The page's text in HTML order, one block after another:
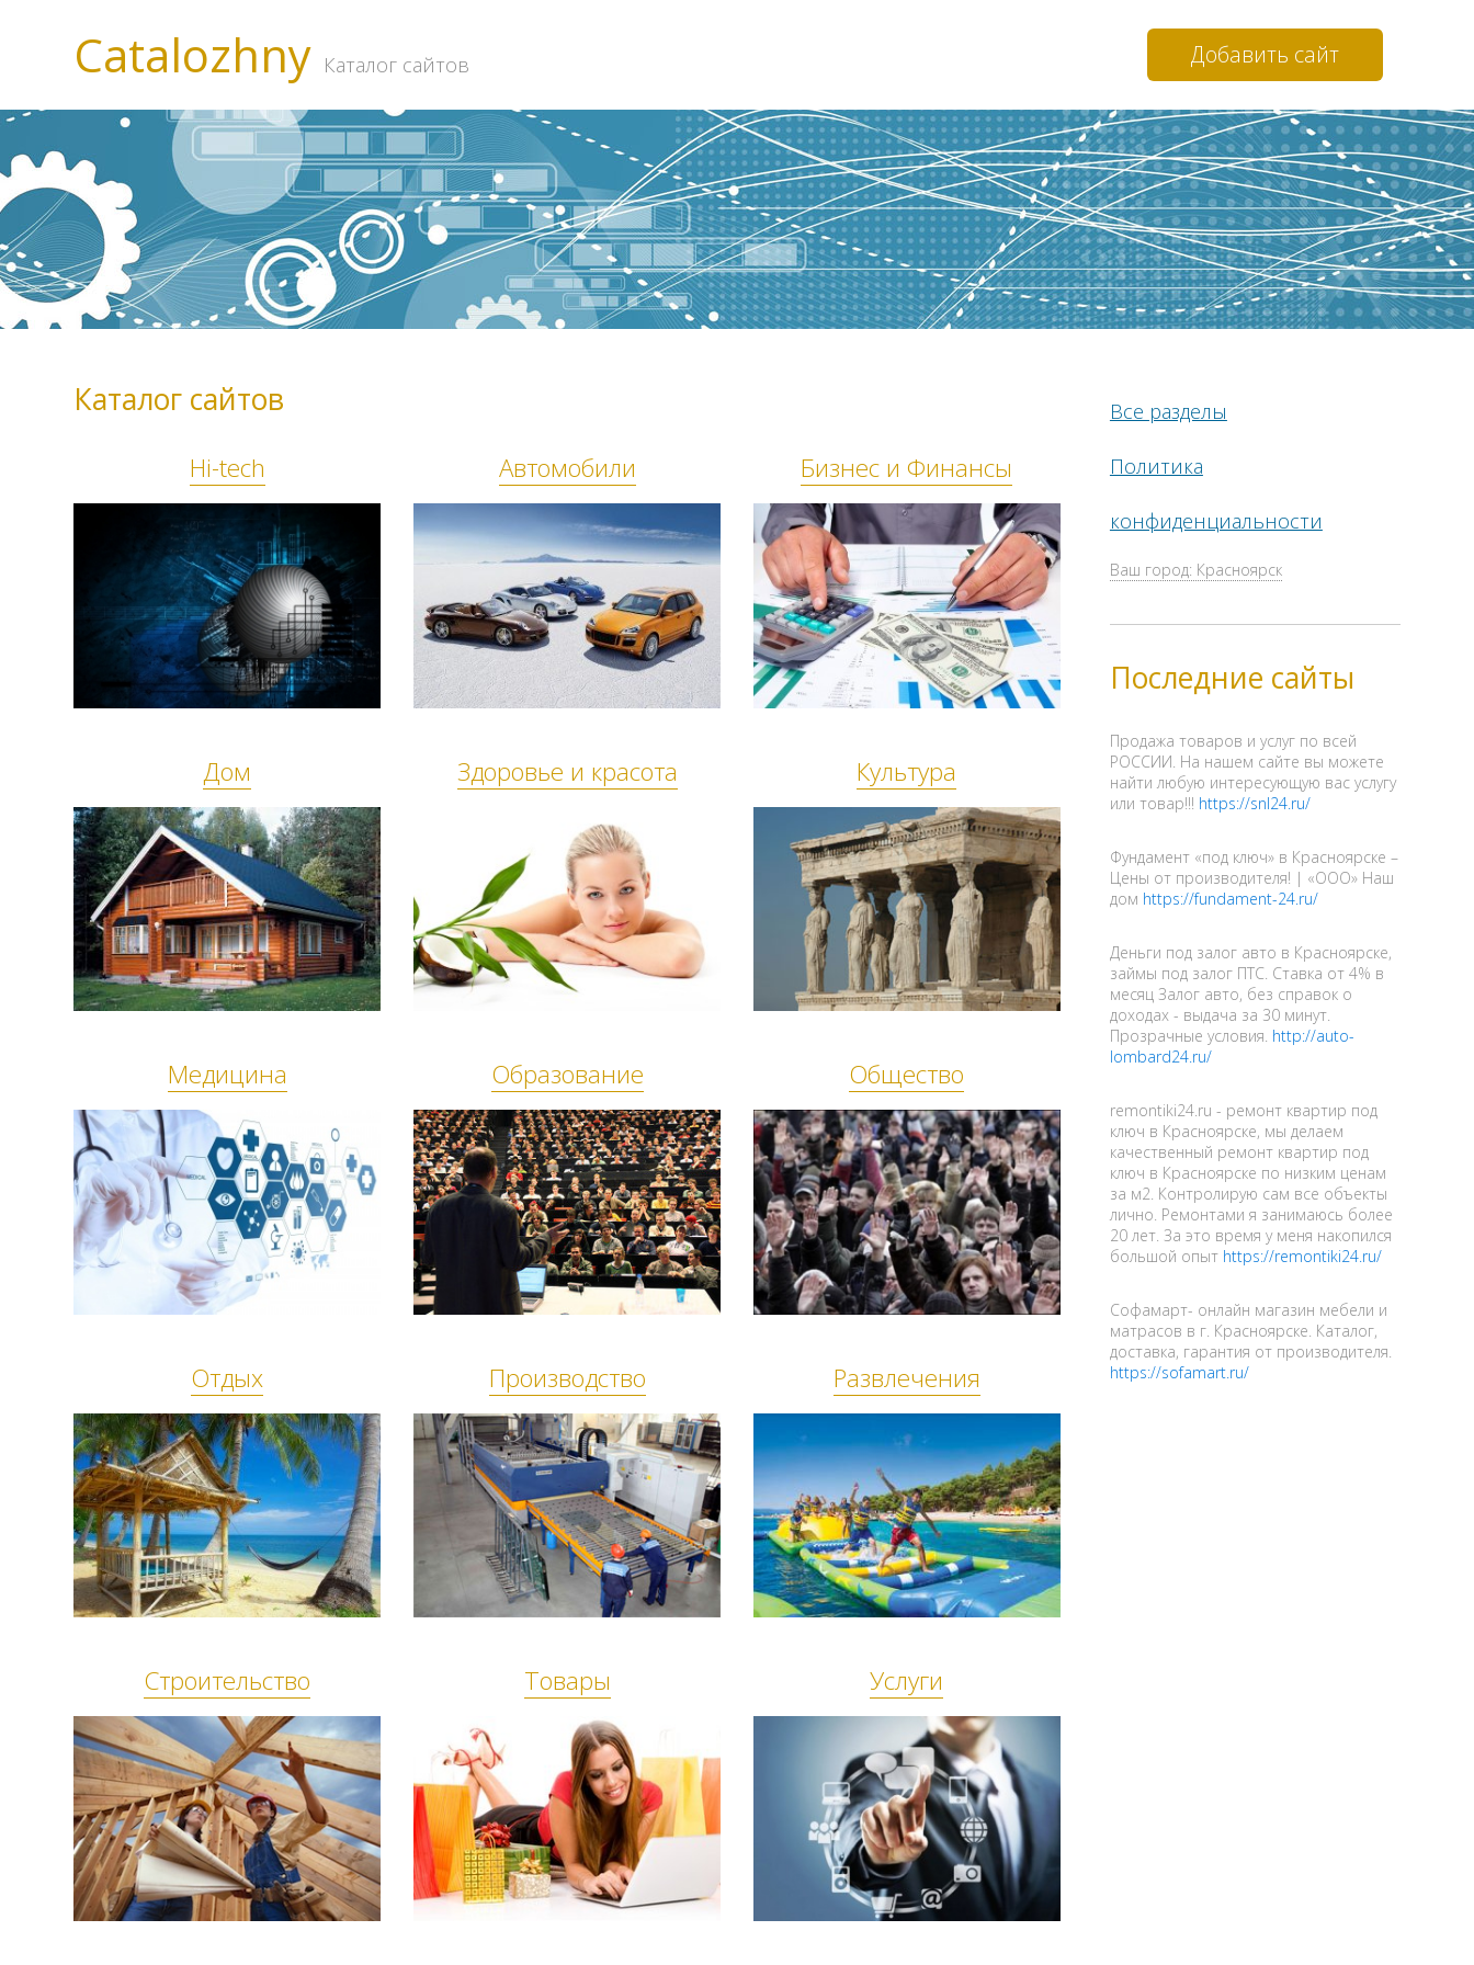
Catalozhny Каталог сайтов Добавить сайт
Каталог сайтов
Hi-tech Автомобили Бизнес и Финансы
Дом Здоровье и красота Культура
Медицина Образование Общество
Отдых Производство Развлечения
Строительство Товары Услуги
Все разделы
Политика
конфиденциальности
Ваш город: Красноярск
Последние сайты
Продажа товаров и услуг по всей
РОССИИ. На нашем сайте вы можете
найти любую интересующую вас услугу
или товар!!! https://snl24.ru/
Фундамент «под ключ» в Красноярске –
Цены от производителя! | «ООО» Наш
дом https://fundament-24.ru/
Деньги под залог авто в Красноярске,
займы под залог ПТС. Ставка от 4% в
месяц Залог авто, без справок о
доходах - выдача за 30 минут.
Прозрачные условия. http://auto-
lombard24.ru/
remontiki24.ru - ремонт квартир под
ключ в Красноярске, мы делаем
качественный ремонт квартир под
ключ в Красноярске по низким ценам
за м2. Контролирую сам все объекты
лично. Ремонтами я занимаюсь более
20 лет. За это время у меня накопился
большой опыт https://remontiki24.ru/
Софамарт- онлайн магазин мебели и
матрасов в г. Красноярске. Каталог,
доставка, гарантия от производителя.
https://sofamart.ru/